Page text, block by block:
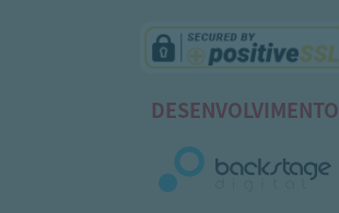
DESENVOLVIMENTO